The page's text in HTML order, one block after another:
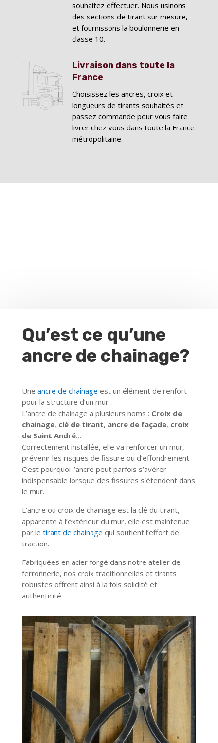
souhaitez effectuer. Nous usinons
des sections de tirant sur mesure,
et fournissons la boulonnerie en
classe 10.
Livraison dans toute la
France
Choisissez les ancres, croix et
longueurs de tirants souhaités et
passez commande pour vous faire
livrer chez vous dans toute la France
métropolitaine.
Qu’est ce qu’une
ancre de chainage?
Une ancre de chaînage est un élément de renfort
pour la structure d’un mur.
L’ancre de chainage a plusieurs noms : Croix de
chainage, clé de tirant, ancre de façade, croix
de Saint André…
Correctement installée, elle va renforcer un mur,
prévenir les risques de fissure ou d’effondrement.
C’est pourquoi l’ancre peut parfois s’avérer
indispensable lorsque des fissures s’étendent dans
le mur.
L’ancre ou croix de chainage est la clé du tirant,
apparente à l’extérieur du mur, elle est maintenue
par le tirant de chainage qui soutient l’effort de
traction.
Fabriquées en acier forgé dans notre atelier de
ferronnerie, nos croix traditionnelles et tirants
robustes offrent ainsi à la fois solidité et
authenticité.